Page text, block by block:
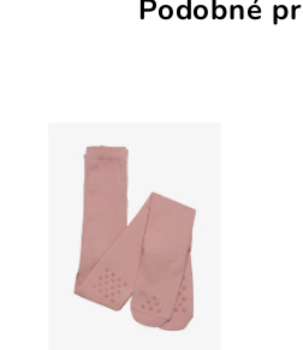
Podobné